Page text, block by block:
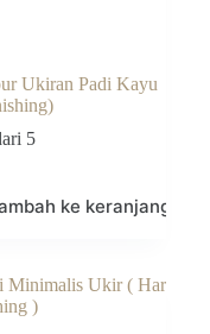
Ukiran Padi Kayu
5
ke keranjang